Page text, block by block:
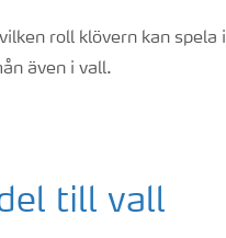
roll klövern kan spela i
även i vall.
till vall